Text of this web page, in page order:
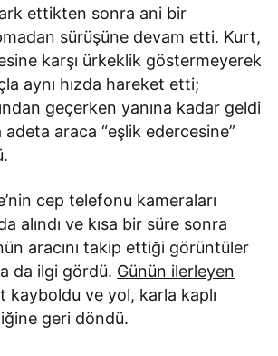
ettikten sonra ani bir
sürüşüne devam etti. Kurt,
karşı ürkeklik göstermeyerek
aynı hızda hareket etti;
geçerken yanına kadar geldi
adeta araca “eşlik edercesine”
cep telefonu kameraları
alındı ve kısa bir süre sonra
aracını takip ettiği görüntüler
da ilgi gördü. Günün ilerleyen
kayboldu ve yol, karla kaplı
geri döndü.